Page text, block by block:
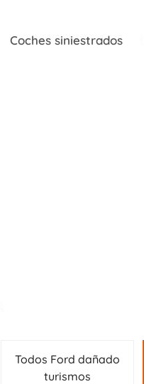
Coches siniestrados
Todos Ford dañado
turismos